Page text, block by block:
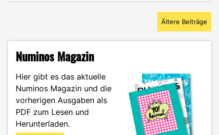
Spaß"
Ältere Beiträge
Numinos Magazin
Hier gibt es das aktuelle
Numinos Magazin und die
vorherigen Ausgaben als
PDF zum Lesen und
Herunterladen.